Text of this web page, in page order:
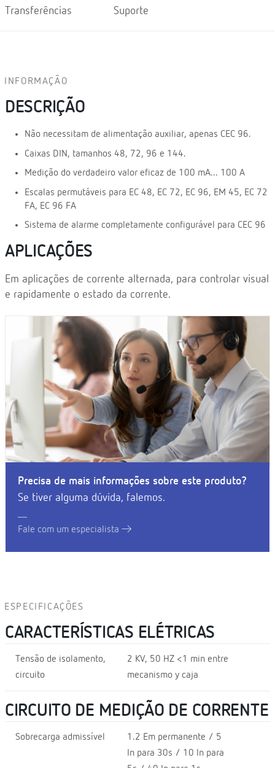
Transferências Suporte
INFORMAÇÃO
DESCRIÇÃO
Não necessitam de alimentação auxiliar, apenas CEC 96.
Caixas DIN, tamanhos 48, 72, 96 e 144.
Medição do verdadeiro valor eficaz de 100 mA... 100 A
Escalas permutáveis para EC 48, EC 72, EC 96, EM 45, EC 72
FA, EC 96 FA
Sistema de alarme completamente configurável para CEC 96
APLICAÇÕES
Em aplicações de corrente alternada, para controlar visual
e rapidamente o estado da corrente.
Precisa de mais informações sobre este produto?
Se tiver alguma dúvida, falemos.
Fale com um especialista
ESPECIFICAÇÕES
CARACTERÍSTICAS ELÉTRICAS
Tensão de isolamento,
circuito
2 KV, 50 HZ <1 min entre
mecanismo y caja
CIRCUITO DE MEDIÇÃO DE CORRENTE
Sobrecarga admissível
1.2 Em permanente / 5
In para 30s / 10 In para